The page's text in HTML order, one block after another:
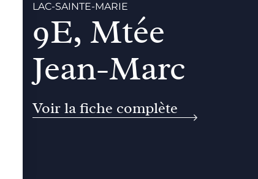
LAC-SAINTE-MARIE
9E, Mtée
Jean-Marc
Voir la fiche complète